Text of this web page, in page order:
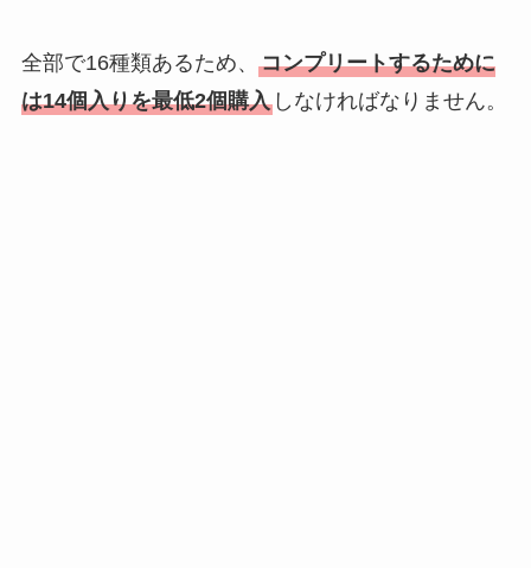
全部で16種類あるため、 コンプリートするために
は14個入りを最低2個購入しなければなりません。